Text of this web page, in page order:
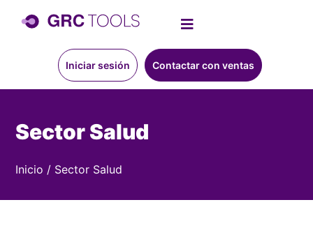
Iniciar sesión Contactar con ventas
Sector Salud
Inicio / Sector Salud